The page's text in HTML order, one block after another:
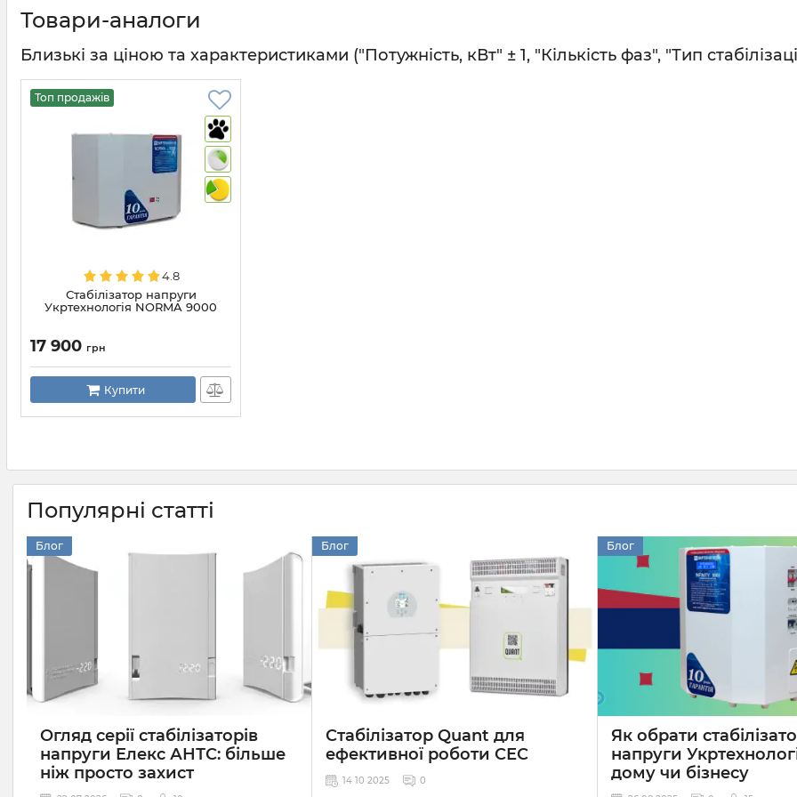
Товари-аналоги
Близькі за ціною та характеристиками ("Потужність, кВт" ± 1, "Кількість фаз", "Тип
Топ продажів
4.8
Стабілізатор напруги
Укртехнологія NORMA 9000
17 900 грн
Купити
Популярні статті
Блог
Огляд серії стабілізаторів
напруги Елекс АНТС: більше
ніж просто захист
Блог
Стабілізатор Quant для
ефективної роботи СЕС
14 10 2025 0
Блог
Як обрати
напруги
дому чи бізнесу